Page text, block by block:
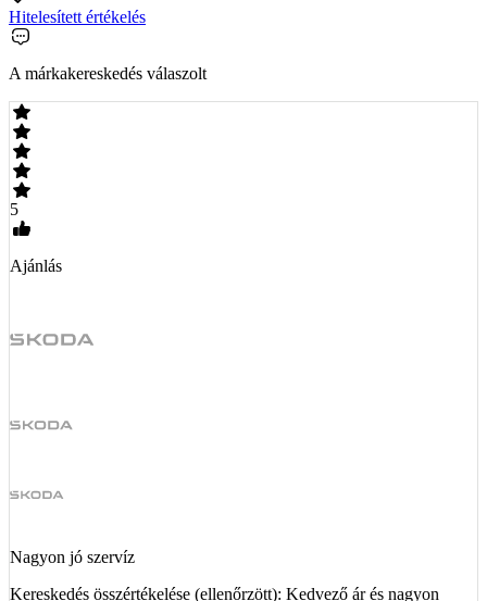
Hitelesített értékelés
A márkakereskedés válaszolt
5
Ajánlás
Nagyon jó szervíz
Kereskedés összértékelése (ellenőrzött): Kedvező ár és nagyon